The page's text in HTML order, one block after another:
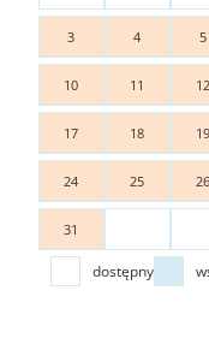
3 4 5
10 11 12
17 18 19
24 25 26
31
dostępny